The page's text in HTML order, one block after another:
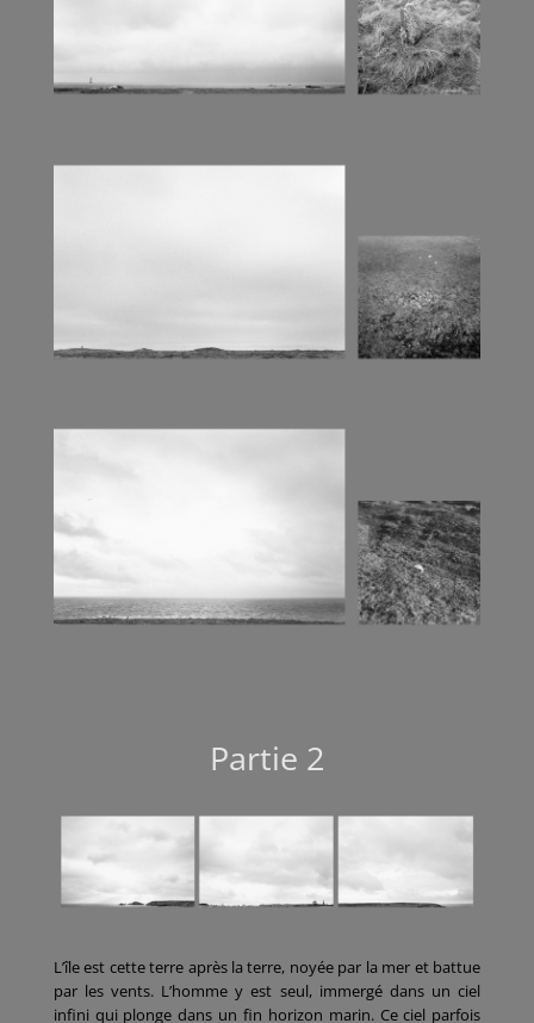
Partie 2
L’île est cette terre après la terre, noyée par la mer et battue
par les vents. L’homme y est seul, immergé dans un ciel
infini qui plonge dans un fin horizon marin. Ce ciel parfois